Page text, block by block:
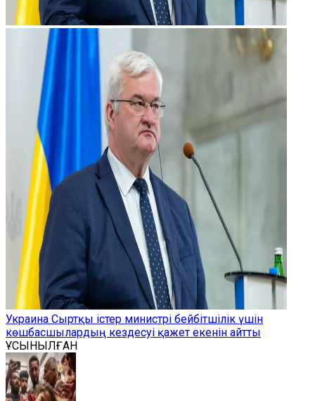
Украина Сыртқы істер министрі бейбітшілік үшін
көшбасшылардың кездесуі қажет екенін айтты
ҰСЫНЫЛҒАН